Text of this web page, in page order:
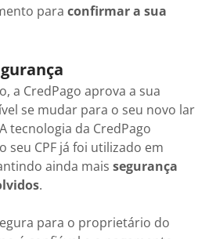
para confirmar a sua
a CredPago aprova a sua
se mudar para o seu novo lar
tecnologia da CredPago
seu CPF já foi utilizado em
ainda mais segurança
.
para o proprietário do